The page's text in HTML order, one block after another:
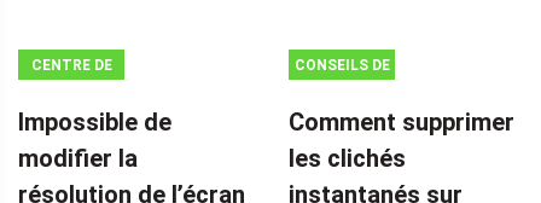
CENTRE DE
MINITOOL
Impossible de
modifier la
résolution de l’écran
CONSEILS DE
Comment supprimer
les clichés
instantanés sur